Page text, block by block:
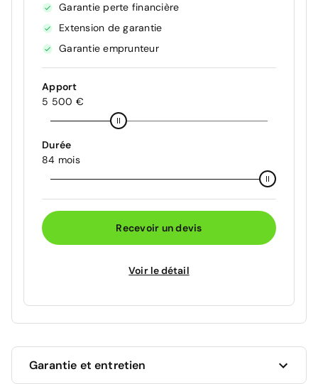
Garantie perte financière
Extension de garantie
Garantie emprunteur
Apport
5 500 €
Durée
84 mois
Recevoir un devis
Voir le détail
Garantie et entretien